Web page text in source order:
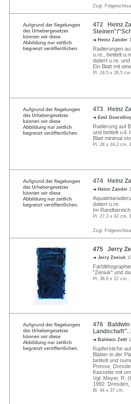
Zzgl.
472 Heinz
Steinen"/
Heinz Zander
Radierungen
u.re., betitelt
datiert u.re.
Ein Blatt mit
Pl. 18,5 x 28,5
473 Heinz
Emil
Radierung auf
und betitelt u.li.
Blatt minimal
Pl. 28 x 24,2 cm,
474 Heinz
Heinz Zander
datiert u.re.
Im
Pl. 27,3 x 42 cm,
Zzgl.
475 Jerry
Jerry Zeniuk
"Zeniuk" und
Pl. 38,6 x 22
476 Baldwin
Landschaft".
Baldwin Zettl
Kupferstiche
Blätter in der
betitelt und
Presse,
Kassette mit
Vgl. Mayer, R.
1992. Dresden,
Bl. 44 x 37 cm.